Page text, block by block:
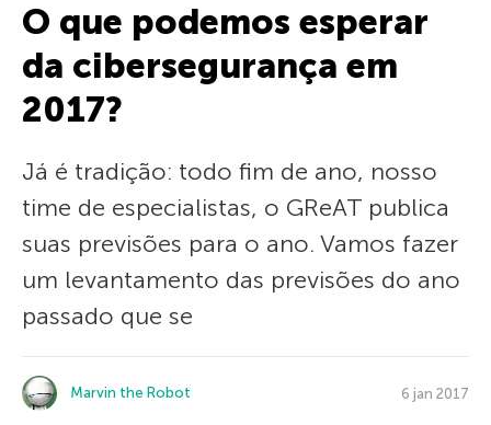
O que podemos esperar
da cibersegurança em
2017?
Já é tradição: todo fim de ano, nosso
time de especialistas, o GReAT publica
suas previsões para o ano. Vamos fazer
um levantamento das previsões do ano
passado que se
Marvin the Robot 6 jan 2017